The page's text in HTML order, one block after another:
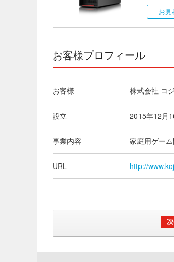
お見
お客様プロフィール
お客様 株式会社 コ
設立 2015年12月
事業内容 家庭用ゲー
URL http://